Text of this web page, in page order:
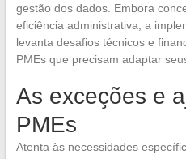
gestão dos dados. Embora
eficiência administrativa, a
levanta desafios técnicos e
PMEs que precisam adaptar
As exceções e
PMEs
Atenta às necessidades